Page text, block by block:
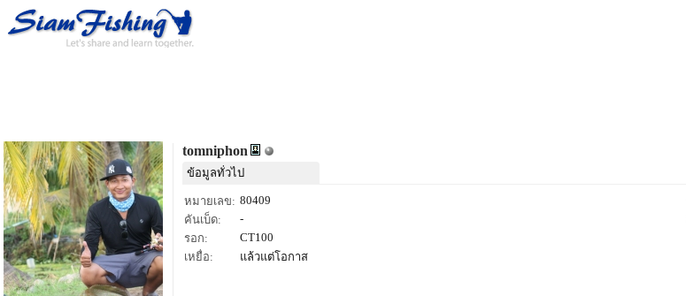
tomniphon
ข้อมูลทั่วไป
หมายเลข: 80409
คันเบ็ด:
-
รอก:
CT100
เหยื่อ:
แล้วแต่โอกาส